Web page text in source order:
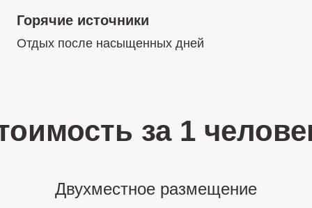
Горячие источники
Отдых после насыщенных дней
за 1
Двухместное размещение